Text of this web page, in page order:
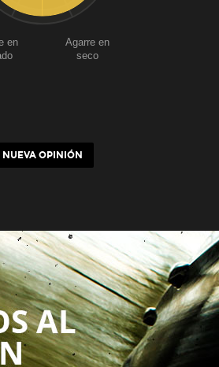
Agarre en
seco
en
NUEVA OPINIÓN